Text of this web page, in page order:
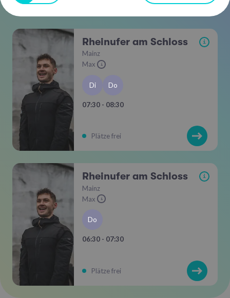
Rheinufer am Schloss i
Mainz
Max
i
Di Do
07:30 - 08:30
Plätze frei
Rheinufer am Schloss i
Mainz
Max
i
Do
06:30 - 07:30
Plätze frei